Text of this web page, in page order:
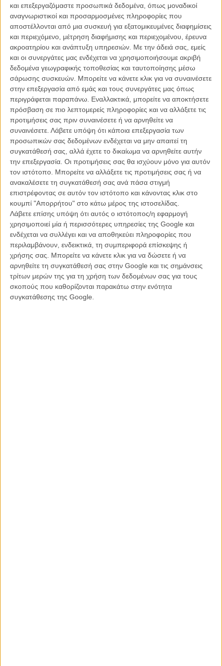
και επεξεργαζόμαστε προσωπικά δεδομένα, όπως μοναδικοί
αναγνωριστικοί και προσαρμοσμένες πληροφορίες που
αποστέλλονται από μια συσκευή για εξατομικευμένες διαφημίσεις
και περιεχόμενο, μέτρηση διαφήμισης και περιεχομένου, έρευνα
ακροατηρίου και ανάπτυξη υπηρεσιών. Με την άδειά σας, εμείς
και οι συνεργάτες μας ενδέχεται να χρησιμοποιήσουμε ακριβή
δεδομένα γεωγραφικής τοποθεσίας και ταυτοποίησης μέσω
σάρωσης συσκευών. Μπορείτε να κάνετε κλικ για να συναινέσετε
στην επεξεργασία από εμάς και τους συνεργάτες μας όπως
περιγράφεται παραπάνω. Εναλλακτικά, μπορείτε να αποκτήσετε
πρόσβαση σε πιο λεπτομερείς πληροφορίες και να αλλάξετε τις
προτιμήσεις σας πριν συναινέσετε ή να αρνηθείτε να
συναινέσετε. Λάβετε υπόψη ότι κάποια επεξεργασία των
προσωπικών σας δεδομένων ενδέχεται να μην απαιτεί τη
συγκατάθεσή σας, αλλά έχετε το δικαίωμα να αρνηθείτε αυτήν
την επεξεργασία. Οι προτιμήσεις σας θα ισχύουν μόνο για αυτόν
τον ιστότοπο. Μπορείτε να αλλάξετε τις προτιμήσεις σας ή να
ανακαλέσετε τη συγκατάθεσή σας ανά πάσα στιγμή
επιστρέφοντας σε αυτόν τον ιστότοπο και κάνοντας κλικ στο
κουμπί "Απορρήτου" στο κάτω μέρος της ιστοσελίδας.
Λάβετε επίσης υπόψη ότι αυτός ο ιστότοπος/η εφαρμογή
χρησιμοποιεί μία ή περισσότερες υπηρεσίες της Google και
ενδέχεται να συλλέγει και να αποθηκεύει πληροφορίες που
περιλαμβάνουν, ενδεικτικά, τη συμπεριφορά επίσκεψης ή
χρήσης σας. Μπορείτε να κάνετε κλικ για να δώσετε ή να
αρνηθείτε τη συγκατάθεσή σας στην Google και τις σημάνσεις
τρίτων μερών της για τη χρήση των δεδομένων σας για τους
σκοπούς που καθορίζονται παρακάτω στην ενότητα
συγκατάθεσης της Google.
κομμάτι τους «Seven Seas» στην τελευταία του ταινία«The King of
Burgundy»και κάπως έτσι βρέθηκε να σκηνοθετεί το κλιπ για το
πρώτο single από το νέο τους δίσκο.
Το βίντεο, ονειρικό και απόκοσμο, θα μπορούσε να είναι credit
sequence σε μια από τις ταινίες του, ή outakes από το πρώτο του
φιλμ «Katalin Varga», αφού είναι γυρισμένο στα ίδια μέρη με εκείνο.
«Στις απέραντες κοιλάδες της Ουγγαρίας, μπορεί κανείς, σχεδόν να
ακούσει αυτή τη μουσική να αντηχεί στην ατέλειωτη ανοιχτωσιά»
λέει ο Στρίκλαντ, μιλώντας για το κλιπ που σκηνοθέτησε. «Τρεις
άνθρωποι περάσαμε τρεις μέρες σε αυτές τις κοιλάδες με την
μουσική των Flying Saucer Attack και προσπαθούσαμε να
θυμηθούμε πως λειτουργούν τα φωτόμετρα, όσο παρατηρούσαμε
έναν κόσμο από τον οποίο η ανθρωπότητα απομακρύνεται σιγά